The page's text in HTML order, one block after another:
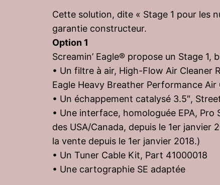
Cette solution, dite « Stage 1 pour les
garantie constructeur.
Option 1
Screamin’ Eagle® propose un Stage
• Un filtre à air, High-Flow Air Cleaner
Eagle Heavy Breather Performance
• Un échappement catalysé 3.5″,
• Une interface, homologuée EPA,
des USA/Canada, depuis le 1er janvier
la vente depuis le 1er janvier 2018.)
• Un Tuner Cable Kit, Part 41000018
• Une cartographie SE adaptée